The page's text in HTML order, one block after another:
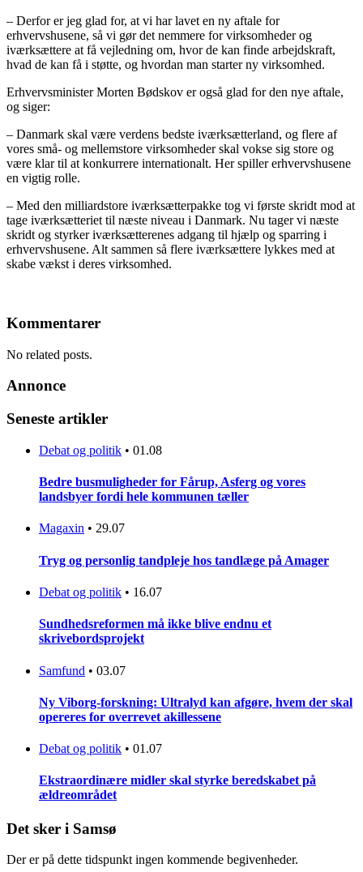
– Derfor er jeg glad for, at vi har lavet en ny aftale for
erhvervshusene, så vi gør det nemmere for virksomheder og
iværksættere at få vejledning om, hvor de kan finde arbejdskraft,
hvad de kan få i støtte, og hvordan man starter ny virksomhed.
Erhvervsminister Morten Bødskov er også glad for den nye aftale,
og siger:
– Danmark skal være verdens bedste iværksætterland, og flere af
vores små- og mellemstore virksomheder skal vokse sig store og
være klar til at konkurrere internationalt. Her spiller erhvervshusene
en vigtig rolle.
– Med den milliardstore iværksætterpakke tog vi første skridt mod at
tage iværksætteriet til næste niveau i Danmark. Nu tager vi næste
skridt og styrker iværksætterenes adgang til hjælp og sparring i
erhvervshusene. Alt sammen så flere iværksættere lykkes med at
skabe vækst i deres virksomhed.
Kommentarer
No related posts.
Annonce
Seneste artikler
Debat og politik • 01.08
Bedre busmuligheder for Fårup, Asferg og vores
landsbyer fordi hele kommunen tæller
Magaxin • 29.07
Tryg og personlig tandpleje hos tandlæge på Amager
Debat og politik • 16.07
Sundhedsreformen må ikke blive endnu et
skrivebordsprojekt
Samfund • 03.07
Ny Viborg-forskning: Ultralyd kan afgøre, hvem der skal
opereres for overrevet akillessene
Debat og politik • 01.07
Ekstraordinære midler skal styrke beredskabet på
ældreområdet
Det sker i Samsø
Der er på dette tidspunkt ingen kommende begivenheder.